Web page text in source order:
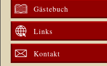
Gästebuch
Links
Kontakt